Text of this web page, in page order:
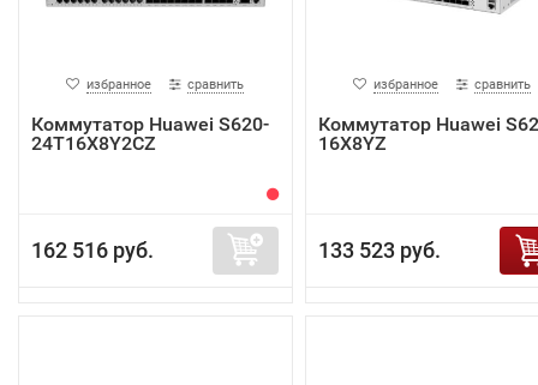
избранное сравнить
Коммутатор Huawei S620-
24T16X8Y2CZ
162 516 руб.
избранное сравнить
Коммутатор Huawei
16X8YZ
133 523 руб.